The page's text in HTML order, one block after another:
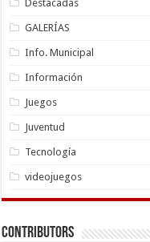
Destacadas
GALERÍAS
Info. Municipal
Información
Juegos
Juventud
Tecnología
videojuegos
Contributors